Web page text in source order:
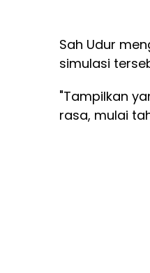
Sah Udur
simulasi
"Tampilkan
rasa, mulai